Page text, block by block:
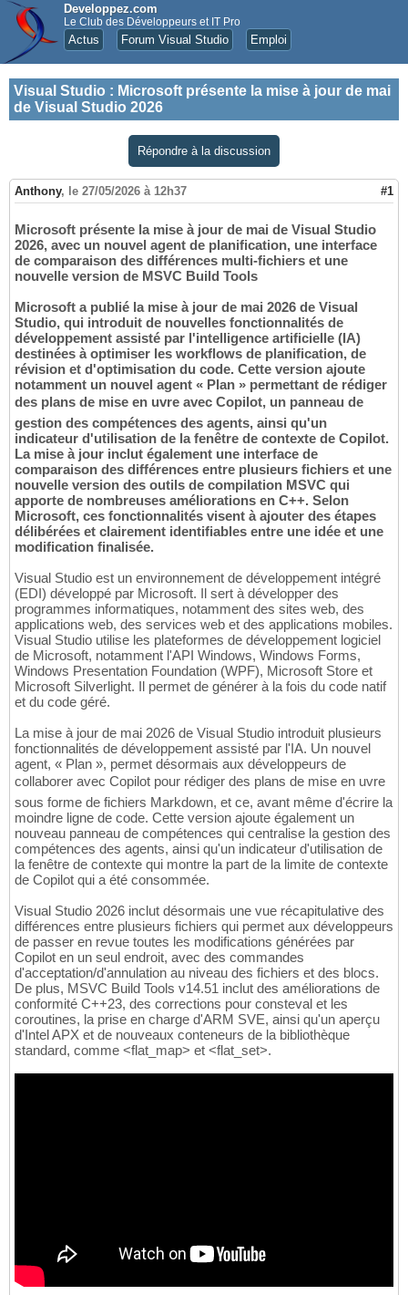
Developpez.com
Le Club des Développeurs et IT Pro
Actus Forum Visual Studio Emploi
Visual Studio : Microsoft présente la mise à jour de mai
de Visual Studio 2026
Répondre à la discussion
Anthony, le 27/05/2026 à 12h37 #1
Microsoft présente la mise à jour de mai de Visual Studio
2026, avec un nouvel agent de planification, une interface
de comparaison des différences multi-fichiers et une
nouvelle version de MSVC Build Tools
Microsoft a publié la mise à jour de mai 2026 de Visual
Studio, qui introduit de nouvelles fonctionnalités de
développement assisté par l'intelligence artificielle (IA)
destinées à optimiser les workflows de planification, de
révision et d'optimisation du code. Cette version ajoute
notamment un nouvel agent « Plan » permettant de rédiger
des plans de mise en uvre avec Copilot, un panneau de
gestion des compétences des agents, ainsi qu'un
indicateur d'utilisation de la fenêtre de contexte de Copilot.
La mise à jour inclut également une interface de
comparaison des différences entre plusieurs fichiers et une
nouvelle version des outils de compilation MSVC qui
apporte de nombreuses améliorations en C++. Selon
Microsoft, ces fonctionnalités visent à ajouter des étapes
délibérées et clairement identifiables entre une idée et une
modification finalisée.
Visual Studio est un environnement de développement intégré
(EDI) développé par Microsoft. Il sert à développer des
programmes informatiques, notamment des sites web, des
applications web, des services web et des applications mobiles.
Visual Studio utilise les plateformes de développement logiciel
de Microsoft, notamment l'API Windows, Windows Forms,
Windows Presentation Foundation (WPF), Microsoft Store et
Microsoft Silverlight. Il permet de générer à la fois du code natif
et du code géré.
La mise à jour de mai 2026 de Visual Studio introduit plusieurs
fonctionnalités de développement assisté par l'IA. Un nouvel
agent, « Plan », permet désormais aux développeurs de
collaborer avec Copilot pour rédiger des plans de mise en uvre
sous forme de fichiers Markdown, et ce, avant même d'écrire la
moindre ligne de code. Cette version ajoute également un
nouveau panneau de compétences qui centralise la gestion des
compétences des agents, ainsi qu'un indicateur d'utilisation de
la fenêtre de contexte qui montre la part de la limite de contexte
de Copilot qui a été consommée.
Visual Studio 2026 inclut désormais une vue récapitulative des
différences entre plusieurs fichiers qui permet aux développeurs
de passer en revue toutes les modifications générées par
Copilot en un seul endroit, avec des commandes
d'acceptation/d'annulation au niveau des fichiers et des blocs.
De plus, MSVC Build Tools v14.51 inclut des améliorations de
conformité C++23, des corrections pour consteval et les
coroutines, la prise en charge d'ARM SVE, ainsi qu'un aperçu
d'Intel APX et de nouveaux conteneurs de la bibliothèque
standard, comme <flat_map> et <flat_set>.